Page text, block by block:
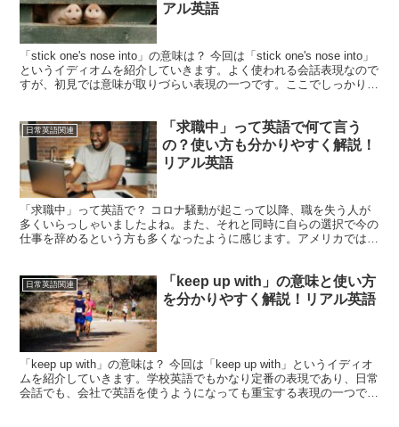
アル英語
「stick one's nose into」の意味は？ 今回は「stick one's nose into」
というイディオムを紹介していきます。よく使われる会話表現なので
すが、初見では意味が取りづらい表現の一つです。ここでしっかり覚
日常英語関連
「求職中」って英語で何て言う
の？使い方も分かりやすく解説！
リアル英語
「求職中」って英語で？ コロナ騒動が起こって以降、職を失う人が
多くいらっしゃいましたよね。また、それと同時に自らの選択で今の
仕事を辞めるという方も多くなったように感じます。アメリカでは
日常英語関連
「keep up with」の意味と使い方
を分かりやすく解説！リアル英語
「keep up with」の意味は？ 今回は「keep up with」というイディオ
ムを紹介していきます。学校英語でもかなり定番の表現であり、日常
会話でも、会社で英語を使うようになっても重宝する表現の一つです